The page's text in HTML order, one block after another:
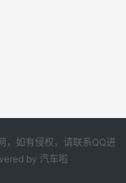
如有侵权，请联系QQ进
by 汽车啦